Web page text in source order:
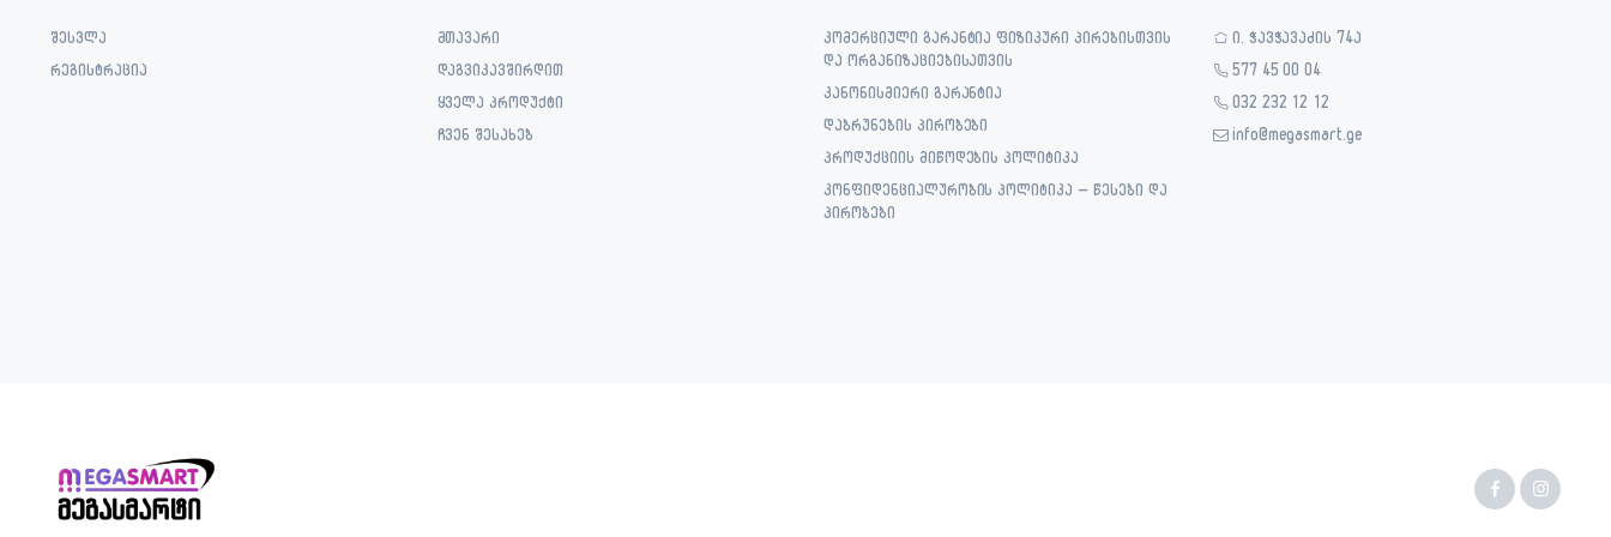
შესვლა
რეგისტრაცია
მთავარი
დაგვიკავშირდით
ყველა პროდუქტი
ჩვენ შესახებ
კომერციული გარანტია ფიზიკური პირებისთვის
და ორგანიზაციებისათვის
კანონისმიერი გარანტია
დაბრუნების პირობები
პროდუქციის მიწოდების პოლიტიკა
კონფიდენციალურობის პოლიტიკა – წესები და
პირობები
ი. ჭავჭავაძის 74ა
577 45 00 04
032 232 12 12
info@megasmart.ge